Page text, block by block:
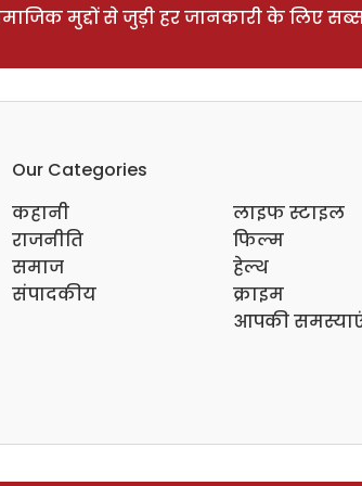
मुद्दों से जुड़ी हर जानकारी के लिए
Our Categories
कहानी
राजनीति
समाज
संपादकीय
लाइफ स्टाइल
फिल्म
हेल्थ
क्राइम
आपकी